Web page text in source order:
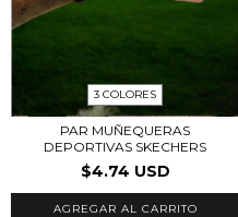
3 COLORES
PAR MUÑEQUERAS
DEPORTIVAS SKECHERS
$4.74 USD
AGREGAR AL CARRITO